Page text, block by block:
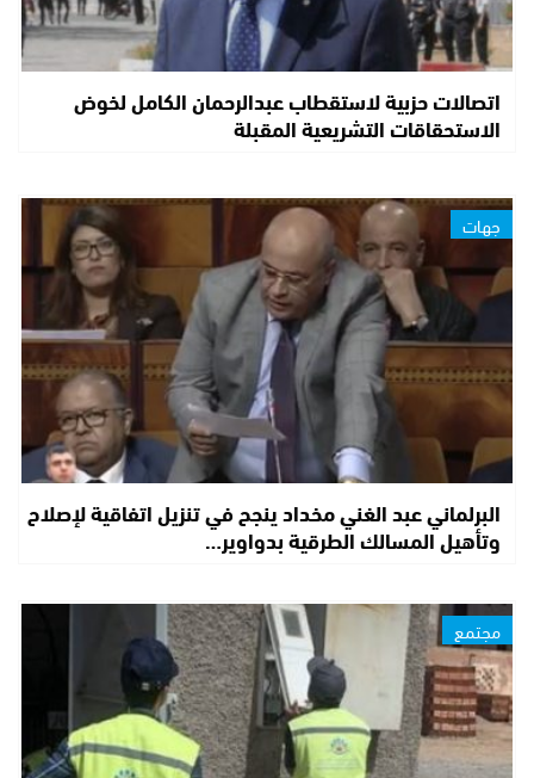
اتصالات حزبية لاستقطاب عبدالرحمان الكامل لخوض
الاستحقاقات التشريعية المقبلة
جهات
البرلماني عبد الغني مخداد ينجح في تنزيل اتفاقية لإصلاح
وتأهيل المسالك الطرقية بدواوير…
مجتمع